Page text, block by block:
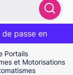
votre panier
BIENVENUE
passe en
Portails
et Motorisations